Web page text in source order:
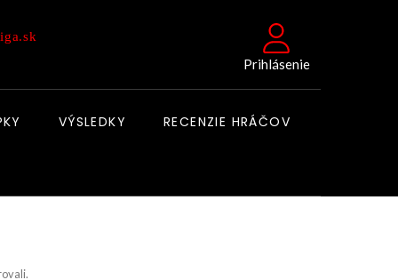
Prihlásenie
VÝSLEDKY RECENZIE HRÁČOV